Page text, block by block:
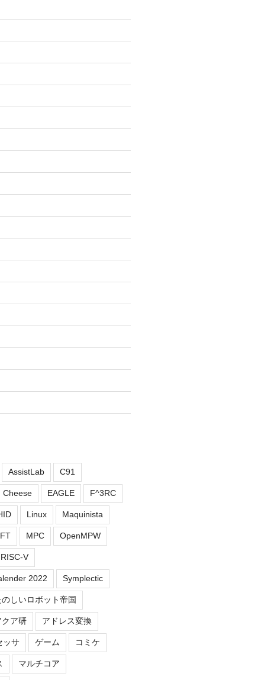
AssistLab C91
Cheese EAGLE F^3RC
Linux Maquinista
MPC OpenMPW
RISC-V
2022 Symplectic
のしいロボット帝国
クア研 アドレス変換
ッサ ゲーム コミケ
マルチコア